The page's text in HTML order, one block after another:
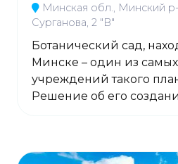
Минская обл., Минский
Сурганова, 2 "В"
Ботанический сад,
Минске – один из самых
учреждений такого
Решение об его